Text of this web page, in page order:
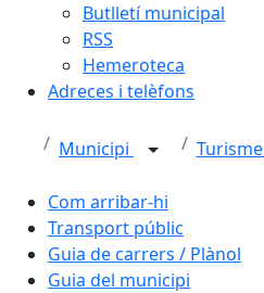
Butlletí municipal
RSS
Hemeroteca
Adreces i telèfons
Municipi Turisme
Com arribar-hi
Transport públic
Guia de carrers / Plànol
Guia del municipi